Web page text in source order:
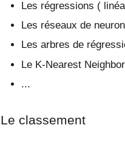
Les régressions (
Les réseaux de
Les arbres de
Le K-Nearest
...
Le classement